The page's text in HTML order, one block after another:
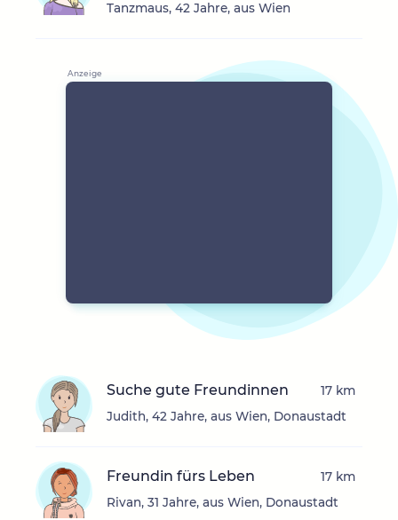
Tanzmaus, 42 Jahre, aus Wien
Suche gute Freundinnen
Judith, 42 Jahre, aus Wien, Donaustadt
17 km
Freundin fürs Leben
Rivan, 31 Jahre, aus Wien, Donaustadt
17 km